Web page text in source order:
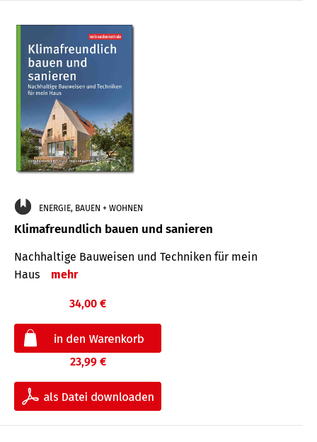
ENERGIE, BAUEN + WOHNEN
Klimafreundlich bauen und sanieren
Nachhaltige Bauweisen und Techniken für mein
Haus
mehr
34,00 €
23,99 €